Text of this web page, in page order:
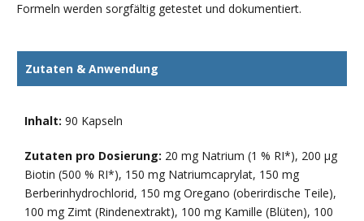
Formeln werden sorgfältig getestet und dokumentiert.
Zutaten & Anwendung
Inhalt: 90 Kapseln
Zutaten pro Dosierung: 20 mg Natrium (1 % RI*), 200 µg
Biotin (500 % RI*), 150 mg Natriumcaprylat, 150 mg
Berberinhydrochlorid, 150 mg Oregano (oberirdische Teile),
100 mg Zimt (Rindenextrakt), 100 mg Kamille (Blüten), 100